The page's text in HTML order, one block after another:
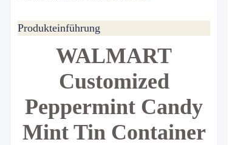
Produkteinführung
WALMART
Customized
Peppermint Candy
Mint Tin Container